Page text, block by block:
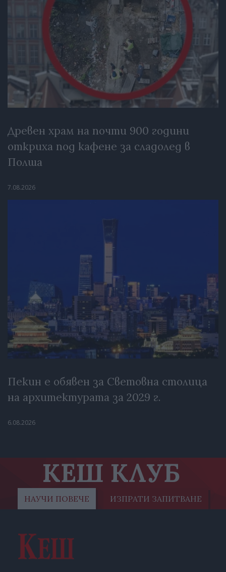
Древен храм на почти 900 години
откриха под кафене за сладолед в
Полша
7.08.2026
Пекин е обявен за Световна столица
на архитектурата за 2029 г.
6.08.2026
КЕШ КЛУБ
НАУЧИ ПОВЕЧЕ ИЗПРАТИ ЗАПИТВАНЕ